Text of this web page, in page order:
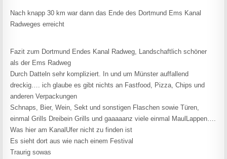
Nach knapp 30 km war dann das Ende des Dortmund Ems Kanal
Radweges erreicht
Fazit zum Dortmund Endes Kanal Radweg, Landschaftlich schöner
als der Ems Radweg
Durch Datteln sehr kompliziert. In und um Münster auffallend
dreckig…. ich glaube es gibt nichts an Fastfood, Pizza, Chips und
anderen Verpackungen
Schnaps, Bier, Wein, Sekt und sonstigen Flaschen sowie Türen,
einmal Grills Dreibein Grills und gaaaaanz viele einmal MaulLappen….
Was hier am KanalUfer nicht zu finden ist
Es sieht dort aus wie nach einem Festival
Traurig sowas